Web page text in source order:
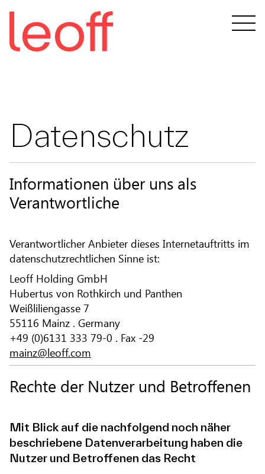
content
Datenschutz
Informationen über uns als
Verantwortliche
Verantwortlicher Anbieter dieses Internetauftritts im
datenschutzrechtlichen Sinne ist:
Leoff Holding GmbH
Hubertus von Rothkirch und Panthen
Weißliliengasse 7
55116 Mainz . Germany
+49 (0)6131 333 79-0 . Fax -29
mainz@leoff.com
Rechte der Nutzer und Betroffenen
Mit Blick auf die nachfolgend noch näher
beschriebene Datenverarbeitung haben die
Nutzer und Betroffenen das Recht